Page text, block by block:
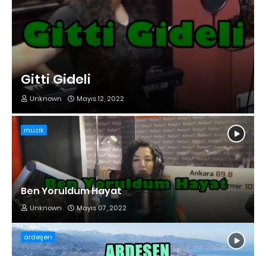
Gitti Gideli
Unknown Mayıs 12, 2022
müzik
Ben Yoruldum Hayat
Unknown Mayıs 07, 2022
ardeşen